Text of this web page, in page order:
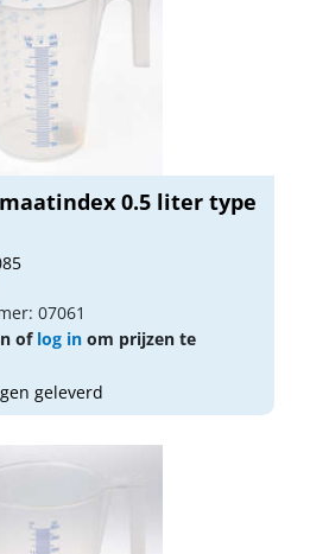
0.5 liter type
07061
of log in om prijzen te
geleverd